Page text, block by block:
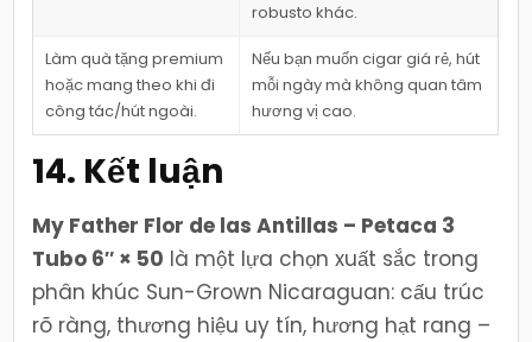
robusto khác.
Làm quà tặng premium
hoặc mang theo khi đi
công tác/hút ngoài.
Nếu bạn muốn cigar giá rẻ, hút
mỗi ngày mà không quan tâm
hương vị cao.
14. Kết luận
My Father Flor de las Antillas – Petaca 3
Tubo 6″ × 50 là một lựa chọn xuất sắc trong
phân khúc Sun-Grown Nicaraguan: cấu trúc
rõ ràng, thương hiệu uy tín, hương hạt rang –